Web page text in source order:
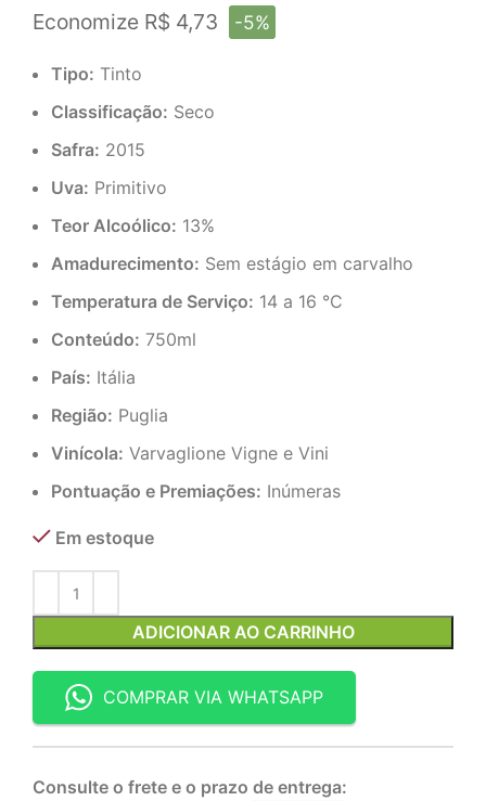
Economize R$ 4,73 -5%
Tipo: Tinto
Classificação: Seco
Safra: 2015
Uva: Primitivo
Teor Alcoólico: 13%
Amadurecimento: Sem estágio em carvalho
Temperatura de Serviço: 14 a 16 °C
Conteúdo: 750ml
País: Itália
Região: Puglia
Vinícola: Varvaglione Vigne e Vini
Pontuação e Premiações: Inúmeras
Em estoque
ADICIONAR AO CARRINHO
COMPRAR VIA WHATSAPP
Consulte o frete e o prazo de entrega: